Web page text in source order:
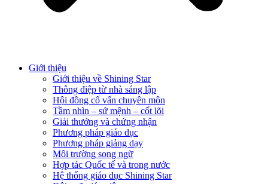
Giới thiệu
Giới thiệu về Shining Star
Thông điệp từ nhà sáng lập
Hội đồng cố vấn chuyên môn
Tầm nhìn – sứ mệnh – cốt lõi
Giải thưởng và chứng nhận
Phương pháp giáo dục
Phương pháp giảng dạy
Môi trường song ngữ
Hợp tác Quốc tế và trong nước
Hệ thống giáo dục Shining Star